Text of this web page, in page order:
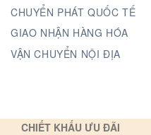
CHUYỂN PHÁT QUỐC TẾ
GIAO NHẬN HÀNG HÓA
VẬN CHUYỂN NỘI ĐỊA
CHIẾT KHẤU ƯU ĐÃI